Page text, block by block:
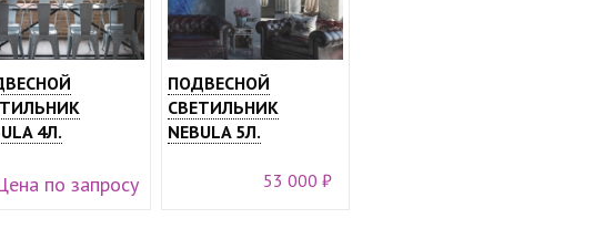
4Л.
по запросу
ПОДВЕСНОЙ
СВЕТИЛЬНИК
NEBULA 5Л.
53 000 ₽